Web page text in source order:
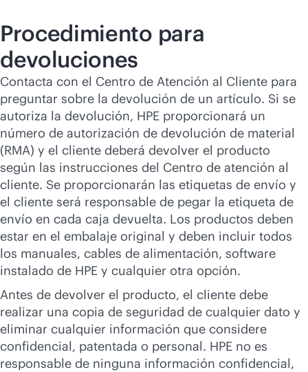
Procedimiento para
devoluciones
Contacta con el Centro de Atención al Cliente para
preguntar sobre la devolución de un artículo. Si se
autoriza la devolución, HPE proporcionará un
número de autorización de devolución de material
(RMA) y el cliente deberá devolver el producto
según las instrucciones del Centro de atención al
cliente. Se proporcionarán las etiquetas de envío y
el cliente será responsable de pegar la etiqueta de
envío en cada caja devuelta. Los productos deben
estar en el embalaje original y deben incluir todos
los manuales, cables de alimentación, software
instalado de HPE y cualquier otra opción.
Antes de devolver el producto, el cliente debe
realizar una copia de seguridad de cualquier dato y
eliminar cualquier información que considere
confidencial, patentada o personal. HPE no es
responsable de ninguna información confidencial,